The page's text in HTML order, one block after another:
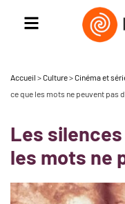
Accueil >Culture>Cinéma et
ce que les mots ne peuvent pas
Les
les mots ne